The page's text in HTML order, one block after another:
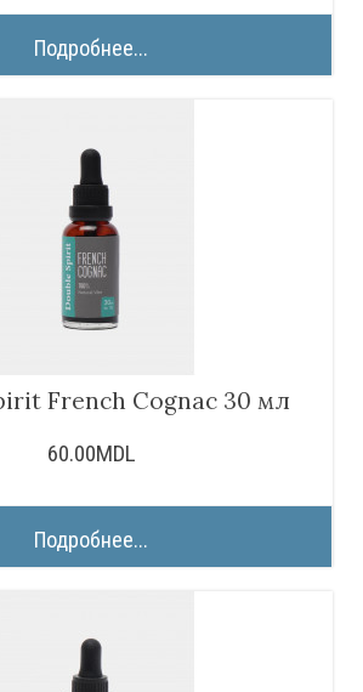
Подробнее...
French Cognac 30 мл
60.00MDL
Подробнее...